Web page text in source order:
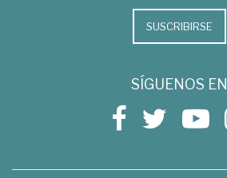
SUSCRIBIRSE
SÍGUENOS EN